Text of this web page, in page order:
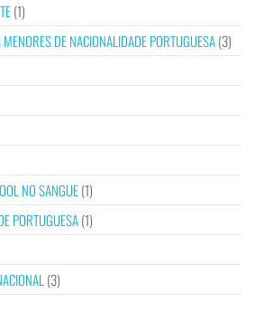
(1)
DE NACIONALIDADE PORTUGUESA(3)
NO SANGUE(1)
PORTUGUESA(1)
(3)